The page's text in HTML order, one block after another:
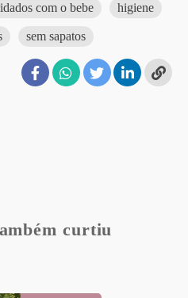
com o bebe higiene
sem sapatos
curtiu